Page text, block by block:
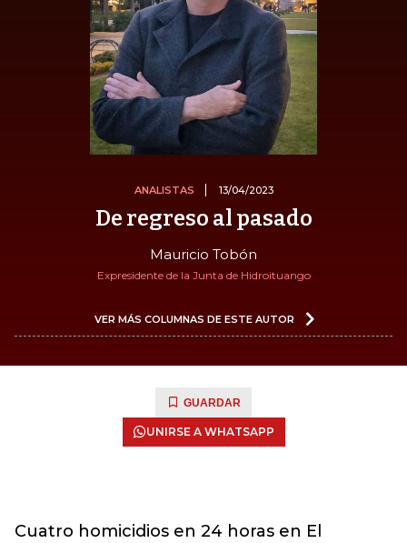
ANALISTAS 13/04/2023
De regreso al pasado
Mauricio Tobón
Expresidente de la Junta de Hidroituango
VER MÁS COLUMNAS DE ESTE AUTOR
GUARDAR
UNIRSE A WHATSAPP
Cuatro homicidios en 24 horas en El